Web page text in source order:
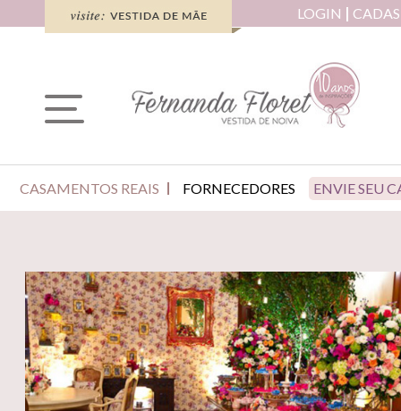
LOGIN
CASAMENTOS REAIS FORNECEDORES ENVIE SEU